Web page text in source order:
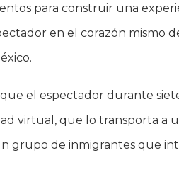
para construir una
en el corazón mismo
el espectador durante
virtual, que lo transporta a
grupo de inmigrantes que